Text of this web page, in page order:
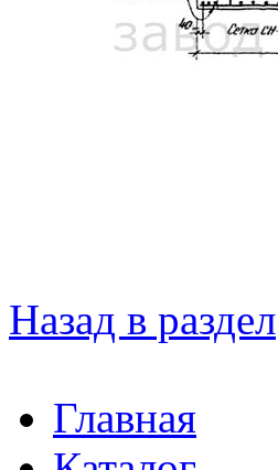
Назад в раздел
Главная